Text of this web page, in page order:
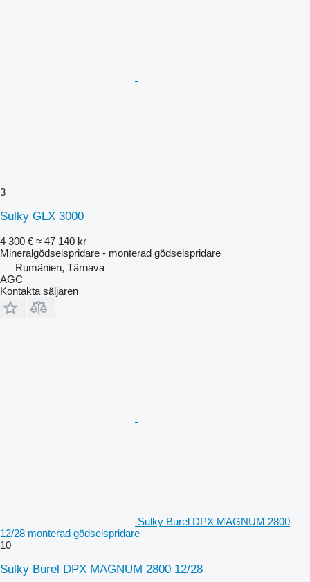
3
Sulky GLX 3000
4 300 € ≈ 47 140 kr
Mineralgödselspridare - monterad gödselspridare
Rumänien, Târnava
AGC
Kontakta säljaren
Sulky Burel DPX MAGNUM 2800
12/28 monterad gödselspridare
10
Sulky Burel DPX MAGNUM 2800 12/28